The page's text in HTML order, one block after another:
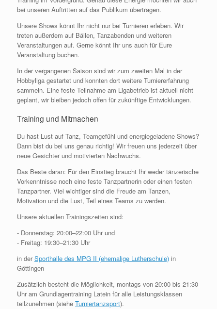
bei unseren Auftritten auf das Publikum übertragen.
Unsere Shows könnt Ihr nicht nur bei Turnieren erleben. Wir
treten außerdem auf Bällen, Tanzabenden und weiteren
Veranstaltungen auf. Gerne könnt Ihr uns auch für Eure
Veranstaltung buchen.
In der vergangenen Saison sind wir zum zweiten Mal in der
Hobbyliga gestartet und konnten dort weitere Turniererfahrung
sammeln. Eine feste Teilnahme am Ligabetrieb ist aktuell nicht
geplant, wir bleiben jedoch offen für zukünftige Entwicklungen.
Training und Mitmachen
Du hast Lust auf Tanz, Teamgefühl und energiegeladene Shows?
Dann bist du bei uns genau richtig! Wir freuen uns jederzeit über
neue Gesichter und motivierten Nachwuchs.
Das Beste daran: Für den Einstieg braucht Ihr weder tänzerische
Vorkenntnisse noch eine feste Tanzpartnerin oder einen festen
Tanzpartner. Viel wichtiger sind die Freude am Tanzen,
Motivation und die Lust, Teil eines Teams zu werden.
Unsere aktuellen Trainingszeiten sind:
- Donnerstag: 20:00–22:00 Uhr und
- Freitag: 19:30–21:30 Uhr
in derSporthalle des MPG II (ehemalige Lutherschule) in
Göttingen
Zusätzlich besteht die Möglichkeit, montags von 20:00 bis 21:30
Uhr am Grundlagentraining Latein für alle Leistungsklassen
teilzunehmen (siehe Turniertanzsport).